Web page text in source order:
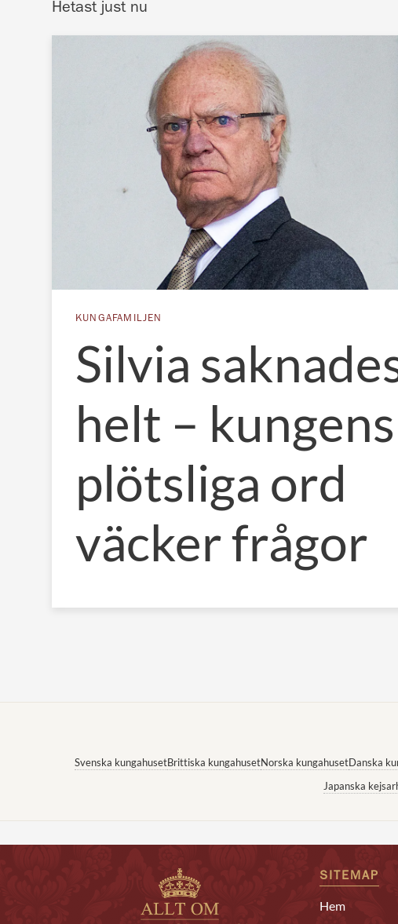
Hetast just nu
KUNGAFAMILJEN
Silvia
helt – kungens
plötsliga ord
väcker frågor
Svenska kungahusetBrittiska kungahusetNorska kungahusetDanska
Japanska
SITEMAP
Hem